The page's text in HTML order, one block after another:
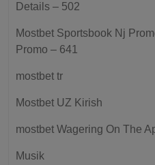
Details – 502
Mostbet Sportsbook Nj
Promo – 641
mostbet tr
Mostbet UZ Kirish
‎mostbet Wagering On The
Musik